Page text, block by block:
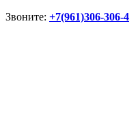
Звоните: +7(961)306-306-4